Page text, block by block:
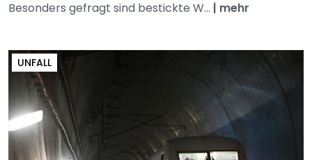
Besonders gefragt sind bestickte W... | mehr
UNFALL